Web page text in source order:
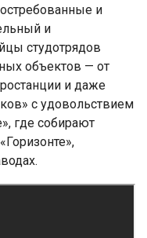
и
и
студотрядов
объектов — от
и даже
с удовольствием
где собирают